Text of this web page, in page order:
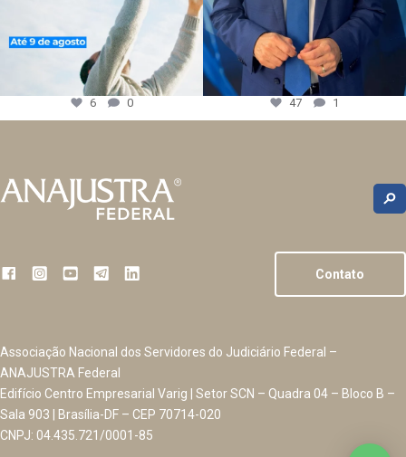
6 0 47 1
Contato
Associação Nacional dos Servidores do Judiciário Federal –
ANAJUSTRA Federal
Edifício Centro Empresarial Varig | Setor SCN – Quadra 04 – Bloco B –
Sala 903 | Brasília-DF – CEP 70714-020
CNPJ: 04.435.721/0001-85